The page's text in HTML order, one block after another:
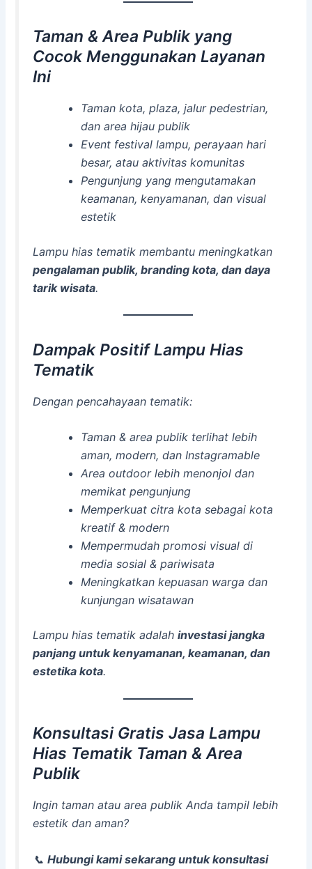
Taman & Area Publik yang
Cocok Menggunakan Layanan
Ini
Taman kota, plaza, jalur pedestrian,
dan area hijau publik
Event festival lampu, perayaan hari
besar, atau aktivitas komunitas
Pengunjung yang mengutamakan
keamanan, kenyamanan, dan visual
estetik
Lampu hias tematik membantu meningkatkan
pengalaman publik, branding kota, dan daya
tarik wisata.
Dampak Positif Lampu Hias
Tematik
Dengan pencahayaan tematik:
Taman & area publik terlihat lebih
aman, modern, dan Instagramable
Area outdoor lebih menonjol dan
memikat pengunjung
Memperkuat citra kota sebagai kota
kreatif & modern
Mempermudah promosi visual di
media sosial & pariwisata
Meningkatkan kepuasan warga dan
kunjungan wisatawan
Lampu hias tematik adalahinvestasi jangka
panjang untuk kenyamanan, keamanan, dan
estetika kota.
Konsultasi Gratis Jasa Lampu
Hias Tematik Taman & Area
Publik
Ingin taman atau area publik Anda tampil lebih
estetik dan aman?
📞Hubungi kami sekarang untuk konsultasi